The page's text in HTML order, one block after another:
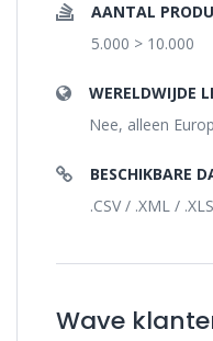
AANTAL
5.000 > 10.000
WERELDWIJDE
Nee, alleen
BESCHIKBARE
.CSV / .XML / .XLS
Wave